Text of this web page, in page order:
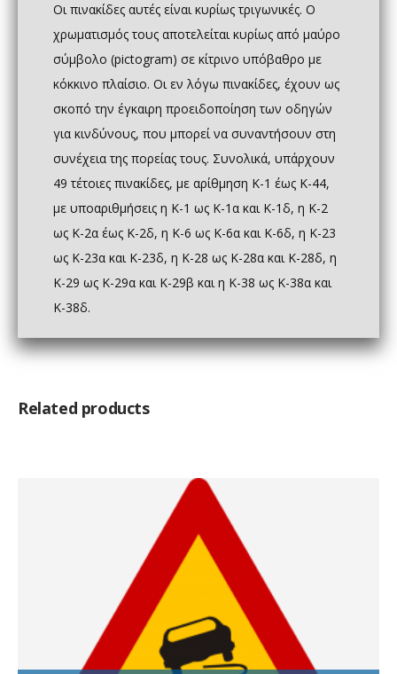
Οι πινακίδες αυτές είναι κυρίως τριγωνικές. Ο
χρωματισμός τους αποτελείται κυρίως από μαύρο
σύμβολο (pictogram) σε κίτρινο υπόβαθρο με
κόκκινο πλαίσιο. Οι εν λόγω πινακίδες, έχουν ως
σκοπό την έγκαιρη προειδοποίηση των οδηγών
για κινδύνους, που μπορεί να συναντήσουν στη
συνέχεια της πορείας τους. Συνολικά, υπάρχουν
49 τέτοιες πινακίδες, με αρίθμηση Κ-1 έως Κ-44,
με υποαριθμήσεις η Κ-1 ως Κ-1α και Κ-1δ, η Κ-2
ως Κ-2α έως Κ-2δ, η Κ-6 ως Κ-6α και Κ-6δ, η Κ-23
ως Κ-23α και Κ-23δ, η Κ-28 ως Κ-28α και Κ-28δ, η
Κ-29 ως Κ-29α και Κ-29β και η Κ-38 ως Κ-38α και
Κ-38δ.
Related products